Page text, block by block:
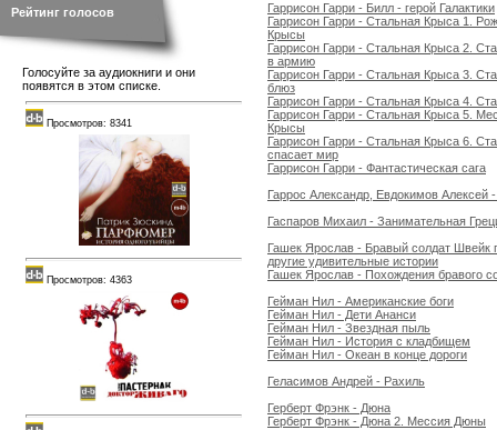
Рейтинг голосов
Голосуйте за аудиокниги и они
появятся в этом списке.
Просмотров: 8341
Просмотров: 4363
Гаррисон Гарри - Билл - герой Галактики
Гаррисон Гарри - Стальная Крыса 1.
Крысы
Гаррисон Гарри - Стальная Крыса 2.
в армию
Гаррисон Гарри - Стальная Крыса 3.
блюз
Гаррисон Гарри - Стальная Крыса 4.
Гаррисон Гарри - Стальная Крыса 5.
Крысы
Гаррисон Гарри - Стальная Крыса 6.
спасает мир
Гаррисон Гарри - Фантастическая сага
Гаррос Александр, Евдокимов Алексей
Гаспаров Михаил - Занимательная
Гашек Ярослав - Бравый солдат Швейк
другие удивительные истории
Гашек Ярослав - Похождения бравого
Гейман Нил - Американские боги
Гейман Нил - Дети Ананси
Гейман Нил - Звездная пыль
Гейман Нил - История с кладбищем
Гейман Нил - Океан в конце дороги
Геласимов Андрей - Рахиль
Герберт Фрэнк - Дюна
Герберт Фрэнк - Дюна 2. Мессия Дюны